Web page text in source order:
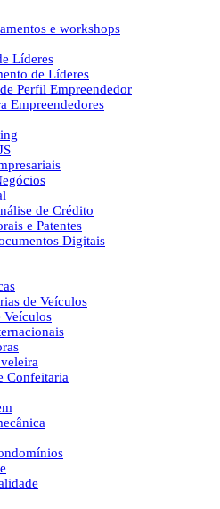
e workshops
Líderes
de Líderes
Perfil Empreendedor
Empreendedores
de Crédito
e Patentes
Digitais
de Veículos
Veículos
Confeitaria